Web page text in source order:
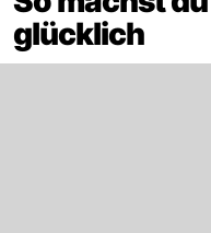
glücklich